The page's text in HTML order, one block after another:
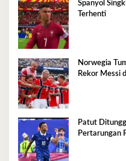
Spanyol
Terhenti
Norwegia
Rekor Messi
Patut
Pertarungan